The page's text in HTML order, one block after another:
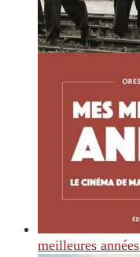
meilleures années